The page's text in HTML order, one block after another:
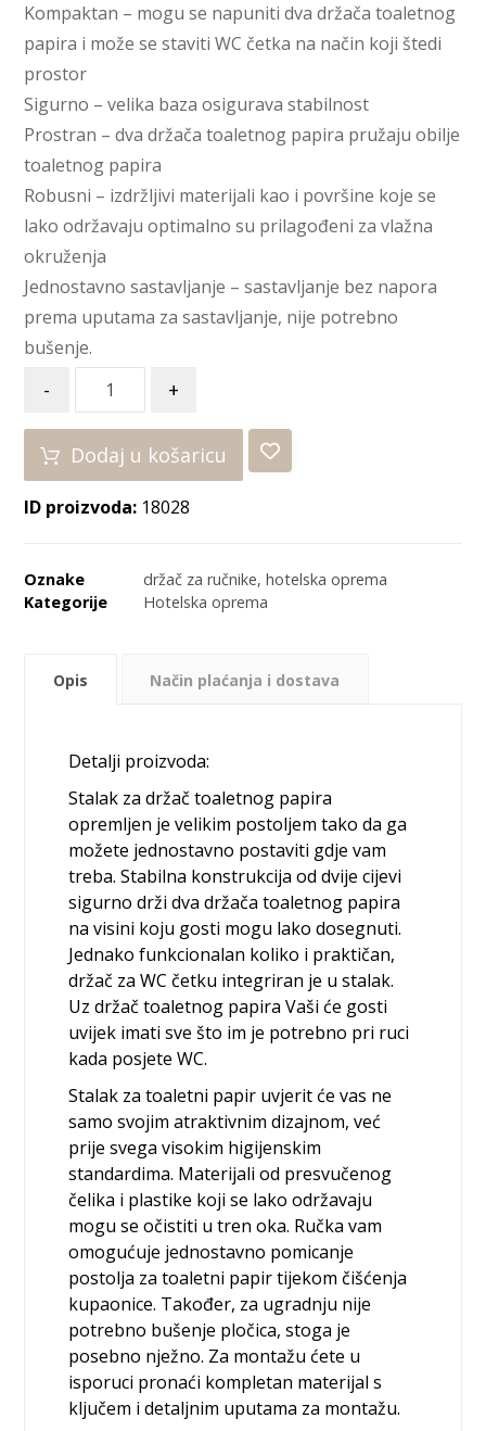
Kompaktan – mogu se napuniti dva držača toaletnog
papira i može se staviti WC četka na način koji štedi
prostor
Sigurno – velika baza osigurava stabilnost
Prostran – dva držača toaletnog papira pružaju obilje
toaletnog papira
Robusni – izdržljivi materijali kao i površine koje se
lako održavaju optimalno su prilagođeni za vlažna
okruženja
Jednostavno sastavljanje – sastavljanje bez napora
prema uputama za sastavljanje, nije potrebno
bušenje.
- +
Dodaj u košaricu
ID proizvoda: 18028
Oznake držač za ručnike,hotelska oprema
Kategorije
Hotelska oprema
Opis Način plaćanja i dostava
Detalji proizvoda:
Stalak za držač toaletnog papira
opremljen je velikim postoljem tako da ga
možete jednostavno postaviti gdje vam
treba. Stabilna konstrukcija od dvije cijevi
sigurno drži dva držača toaletnog papira
na visini koju gosti mogu lako dosegnuti.
Jednako funkcionalan koliko i praktičan,
držač za WC četku integriran je u stalak.
Uz držač toaletnog papira Vaši će gosti
uvijek imati sve što im je potrebno pri ruci
kada posjete WC.
Stalak za toaletni papir uvjerit će vas ne
samo svojim atraktivnim dizajnom, već
prije svega visokim higijenskim
standardima. Materijali od presvučenog
čelika i plastike koji se lako održavaju
mogu se očistiti u tren oka. Ručka vam
omogućuje jednostavno pomicanje
postolja za toaletni papir tijekom čišćenja
kupaonice. Također, za ugradnju nije
potrebno bušenje pločica, stoga je
posebno nježno. Za montažu ćete u
isporuci pronaći kompletan materijal s
ključem i detaljnim uputama za montažu.